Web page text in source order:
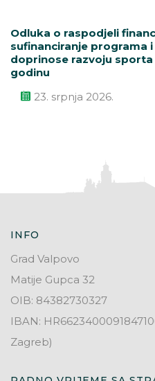
Odluka o raspodjeli
sufinanciranje programa
doprinose razvoju sporta
godinu
23. srpnja 2026.
INFO
Grad Valpovo
Matije Gupca 32
OIB: 84382730327
IBAN:
Zagreb)